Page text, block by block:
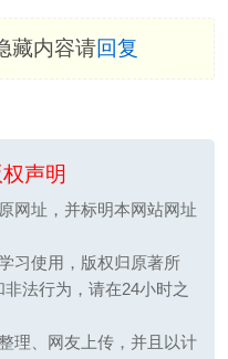
藏内容请回复
声明
网址，并标明本网站网址
习使用，版权归原著所
法行为，请在24小时之
理、网友上传，并且以计